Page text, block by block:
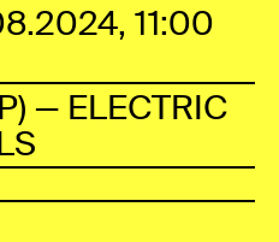
11:00
— ELECTRIC